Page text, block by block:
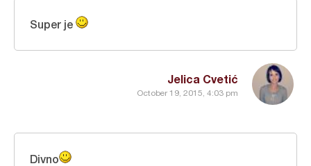
Jelica Cvetić
October 19, 2015, 4:03 pm
Super je
Divno